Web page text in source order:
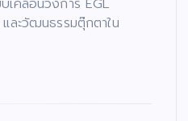
เคลื่อนวงการ EGL
ละวัฒนธรรมตุ๊กตาใน